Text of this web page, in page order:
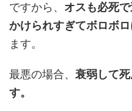
ですから、 オスも必死
かけられすぎてボロボ
ます。
最悪の場合、 衰弱して
す。